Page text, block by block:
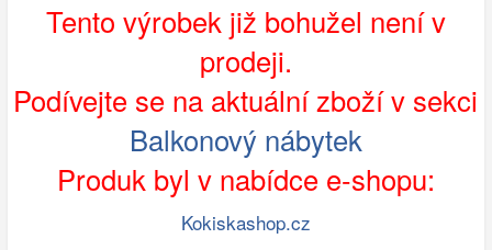
Tento výrobek již bohužel není v
prodeji.
Podívejte se na aktuální zboží v sekci
Balkonový nábytek
Produk byl v nabídce e-shopu:
Kokiskashop.cz